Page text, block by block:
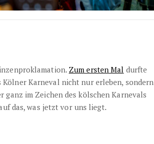
Zum ersten Mal durfte
Kölner Karneval nicht nur erleben, sondern
ganz im Zeichen des kölschen Karnevals
das, was jetzt vor uns liegt.